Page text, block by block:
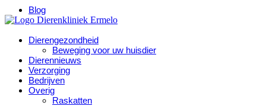
Blog
Dierengezondheid
Beweging voor uw huisdier
Dierennieuws
Verzorging
Bedrijven
Overig
Raskatten